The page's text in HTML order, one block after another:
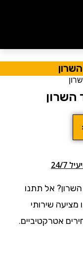
השרון
7
אל תתנו
שירותי
אטרקטיביים.